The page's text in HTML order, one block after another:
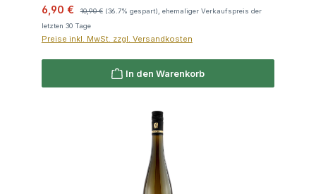
Verkaufspreis:
6,90 € Regulärer Preis:
10,90 € (36.7% gespart), ehemaliger Verkaufspreis der
letzten 30 Tage
Preise inkl. MwSt. zzgl. Versandkosten
In den Warenkorb